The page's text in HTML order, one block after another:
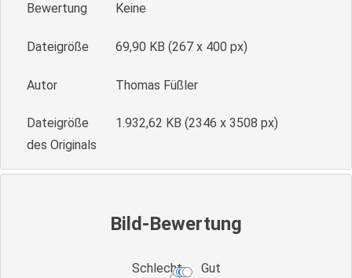
Bewertung Keine
Dateigröße 69,90 KB (267 x 400 px)
Autor Thomas Füßler
Dateigröße
des Originals
1.932,62 KB (2346 x 3508 px)
Bild-Bewertung
Schlecht Gut